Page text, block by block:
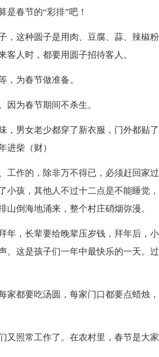
是春节的“彩排”吧！
，这种圆子是用肉、豆腐、蒜、辣椒
人时，都要用圆子招待客人。
，为春节做准备。
因为春节期间不杀生。
男女老少都穿了新衣服，门外都贴了
进柴（财）
工作的，除非万不得已，必须赶回家
小孩，其他人不过十二点是不能睡觉
倒海地涌来，整个村庄硝烟弥漫。
年，长辈要给晚辈压岁钱，拜年后，
。这是孩子们一年中最快乐的一天。
都要吃汤圆，每家门口都要点蜡烛
又照常工作了。在农村里，春节是大